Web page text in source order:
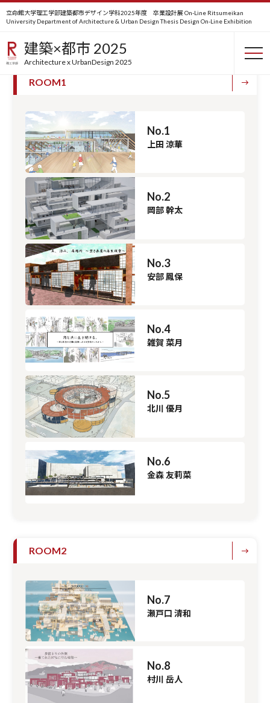
立命館大学理工学部建築都市デザイン学科2025年度 卒業設計展 On-Line Ritsumeikan
University Department of Architecture & Urban Design Thesis Design On-Line Exhibition
建築×都市 2025
Architecture x UrbanDesign 2025
ROOM1
No.1
上田 涼華
No.2
岡部 幹太
No.3
安部 鳳保
No.4
雑賀 菜月
No.5
北川 優月
No.6
金森 友莉菜
ROOM2
No.7
瀬戸口 清和
No.8
村川 岳人